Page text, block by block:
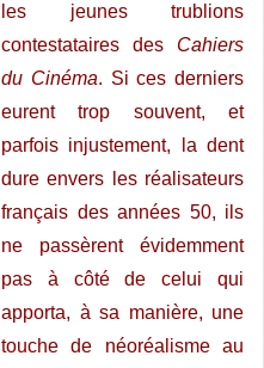
les jeunes trublions
contestataires des Cahiers
du Cinéma. Si ces derniers
eurent trop souvent, et
parfois injustement, la dent
dure envers les réalisateurs
français des années 50, ils
ne passèrent évidemment
pas à côté de celui qui
apporta, à sa manière, une
touche de néoréalisme au